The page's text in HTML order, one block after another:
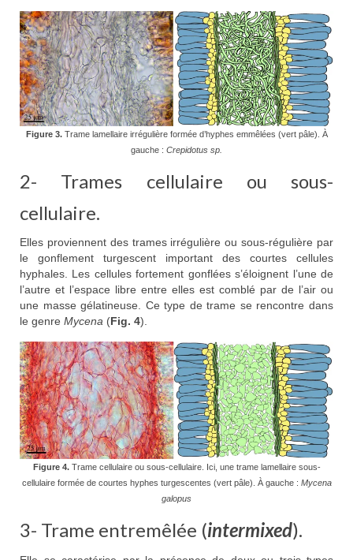
Figure 3.Trame lamellaire irrégulière formée d’hyphes emmêlées (vert pâle). À
gauche : Crepidotus sp.
2- Trames cellulaire ou sous-
cellulaire.
Elles proviennent des trames irrégulière ou sous-régulière par
le gonflement turgescent important des courtes cellules
hyphales. Les cellules fortement gonflées s’éloignent l’une de
l’autre et l’espace libre entre elles est comblé par de l’air ou
une masse gélatineuse. Ce type de trame se rencontre dans
le genre Mycena (Fig. 4).
Figure 4.Trame cellulaire ou sous-cellulaire. Ici, une trame lamellaire sous-
cellulaire formée de courtes hyphes turgescentes (vert pâle). À gauche : Mycena
galopus
3- Trame entremêlée (intermixed).